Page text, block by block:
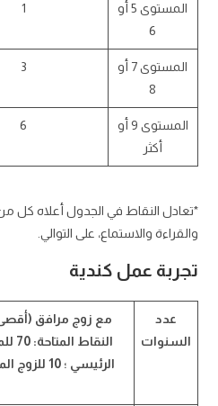
المستوى 5 أو
6
1
المستوى 7 أو
8
3
المستوى 9 أو
أكثر
6
*تعادل النقاط في الجدول أعلاه كل
والقراءة والاستماع، على التوالي.
تجربة عمل كندية
عدد
السنوات
مع زوج مرافق
النقاط
الرئيسي ؛ 10 للزوج المرافق)